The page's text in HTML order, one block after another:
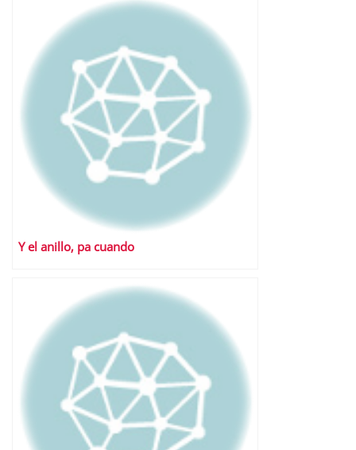
Y el anillo, pa cuando